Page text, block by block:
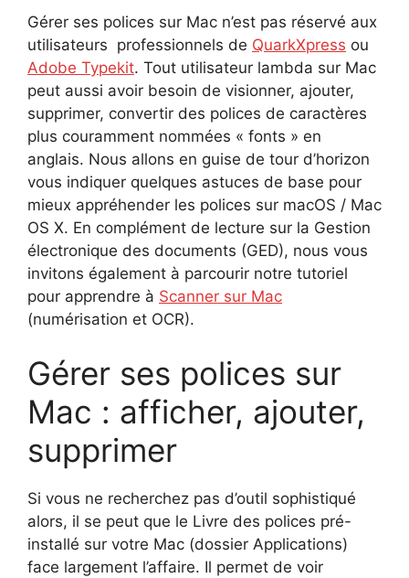
Gérer ses polices sur Mac n’est pas réservé aux
utilisateurs professionnels de QuarkXpress ou
Adobe Typekit. Tout utilisateur lambda sur Mac
peut aussi avoir besoin de visionner, ajouter,
supprimer, convertir des polices de caractères
plus couramment nommées « fonts » en
anglais. Nous allons en guise de tour d’horizon
vous indiquer quelques astuces de base pour
mieux appréhender les polices sur macOS / Mac
OS X. En complément de lecture sur la Gestion
électronique des documents (GED), nous vous
invitons également à parcourir notre tutoriel
pour apprendre à Scanner sur Mac
(numérisation et OCR).
Gérer ses polices sur
Mac : afficher, ajouter,
supprimer
Si vous ne recherchez pas d’outil sophistiqué
alors, il se peut que le Livre des polices pré-
installé sur votre Mac (dossier Applications)
face largement l’affaire. Il permet de voir